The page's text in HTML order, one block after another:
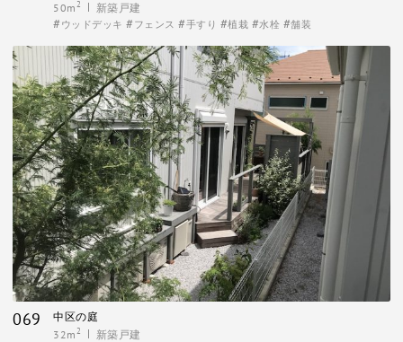
50m2 新築戸建
ウッドデッキ フェンス 手すり 植栽 水栓 舗装
069
中区の庭
32m2 新築戸建